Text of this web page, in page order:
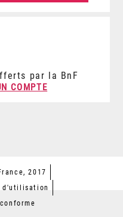
par la BnF
COMPTE
2017
d'utilisation